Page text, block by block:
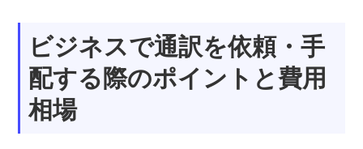
ビジネスで通訳を依頼・手
配する際のポイントと費用
相場